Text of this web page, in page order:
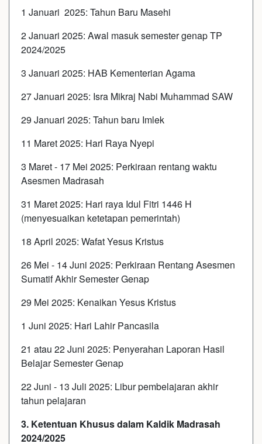
1 Januari 2025: Tahun Baru Masehi
2 Januari 2025: Awal masuk semester genap TP
2024/2025
3 Januari 2025: HAB Kementerian Agama
27 Januari 2025: Isra Mikraj Nabi Muhammad SAW
29 Januari 2025: Tahun baru Imlek
11 Maret 2025: Hari Raya Nyepi
3 Maret - 17 Mei 2025: Perkiraan rentang waktu
Asesmen Madrasah
31 Maret 2025: Hari raya Idul Fitri 1446 H
(menyesuaikan ketetapan pemerintah)
18 April 2025: Wafat Yesus Kristus
26 Mei - 14 Juni 2025: Perkiraan Rentang Asesmen
Sumatif Akhir Semester Genap
29 Mei 2025: Kenaikan Yesus Kristus
1 Juni 2025: Hari Lahir Pancasila
21 atau 22 Juni 2025: Penyerahan Laporan Hasil
Belajar Semester Genap
22 Juni - 13 Juli 2025: Libur pembelajaran akhir
tahun pelajaran
3. Ketentuan Khusus dalam Kaldik Madrasah
2024/2025